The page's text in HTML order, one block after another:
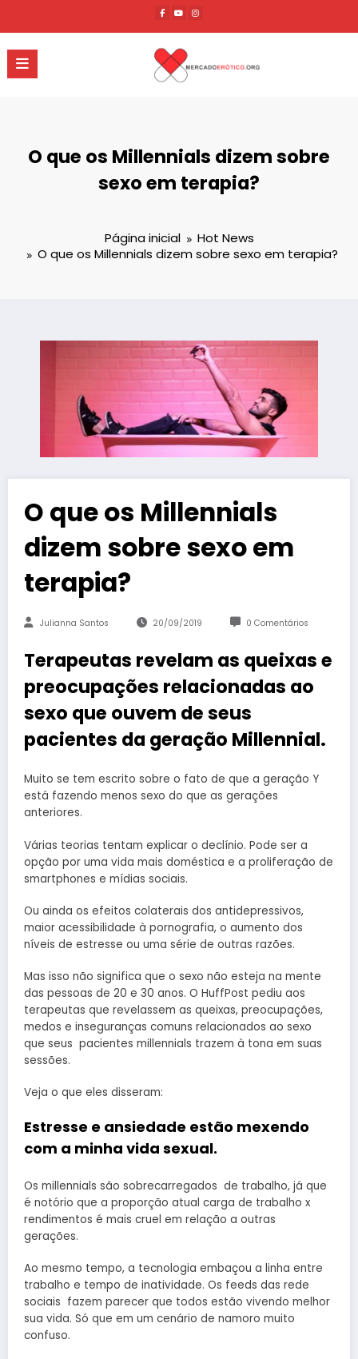
o
conteúdo
O que os Millennials dizem sobre
sexo em terapia?
Página inicial
Hot News
O que os Millennials dizem sobre sexo em terapia?
O que os Millennials
dizem sobre sexo em
terapia?
Julianna Santos 20/09/2019 0 Comentários
Terapeutas revelam as queixas e
preocupações relacionadas ao
sexo que ouvem de seus
pacientes da geração Millennial.
Muito se tem escrito sobre o fato de que a geração Y
está fazendo menos sexo do que as gerações
anteriores.
Várias teorias tentam explicar o declínio. Pode ser a
opção por uma vida mais doméstica e a proliferação de
smartphones e mídias sociais.
Ou ainda os efeitos colaterais dos antidepressivos,
maior acessibilidade à pornografia, o aumento dos
níveis de estresse ou uma série de outras razões.
Mas isso não significa que o sexo não esteja na mente
das pessoas de 20 e 30 anos. O HuffPost pediu aos
terapeutas que revelassem as queixas, preocupações,
medos e inseguranças comuns relacionados ao sexo
que seus pacientes millennials trazem à tona em suas
sessões.
Veja o que eles disseram:
Estresse e ansiedade estão mexendo
com a minha vida sexual.
Os millennials são sobrecarregados de trabalho, já que
é notório que a proporção atual carga de trabalho x
rendimentos é mais cruel em relação a outras
gerações.
Ao mesmo tempo, a tecnologia embaçou a linha entre
trabalho e tempo de inatividade. Os feeds das rede
sociais fazem parecer que todos estão vivendo melhor
sua vida. Só que em um cenário de namoro muito
confuso.